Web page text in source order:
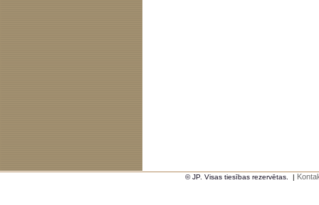
© JP. Visas tiesības rezervētas. |